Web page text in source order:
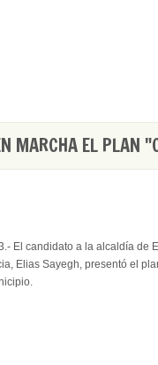
MARCHA EL PLAN
El candidato a la alcaldía de
Elias Sayegh, presentó el